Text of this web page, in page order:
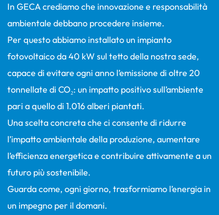
In GECA crediamo che innovazione e responsabilità
ambientale debbano procedere insieme.
Per questo abbiamo installato un impianto
fotovoltaico da 40 kW sul tetto della nostra sede,
capace di evitare ogni anno l’emissione di oltre 20
tonnellate di CO₂: un impatto positivo sull’ambiente
pari a quello di 1.016 alberi piantati.
Una scelta concreta che ci consente di ridurre
l’impatto ambientale della produzione, aumentare
l’efficienza energetica e contribuire attivamente a un
futuro più sostenibile.
Guarda come, ogni giorno, trasformiamo l’energia in
un impegno per il domani.